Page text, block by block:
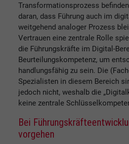
Transformationsprozess
daran, dass Führung auch im
weitgehend analoger Prozess
Vertrauen eine zentrale Rolle
die Führungskräfte im Digital-
Beurteilungskompetenz, um
handlungsfähig zu sein. Die
Spezialisten in diesem Bereich
jedoch nicht, weshalb die
keine zentrale
Bei
vorgehen